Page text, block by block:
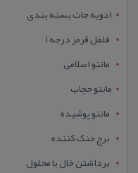
ادویه جات بسته بندی
فلفل قرمز درجه 1
مانتو اسلامی
مانتو حجاب
مانتو پوشیده
برج خنک کننده
برداشتن خال با محلول